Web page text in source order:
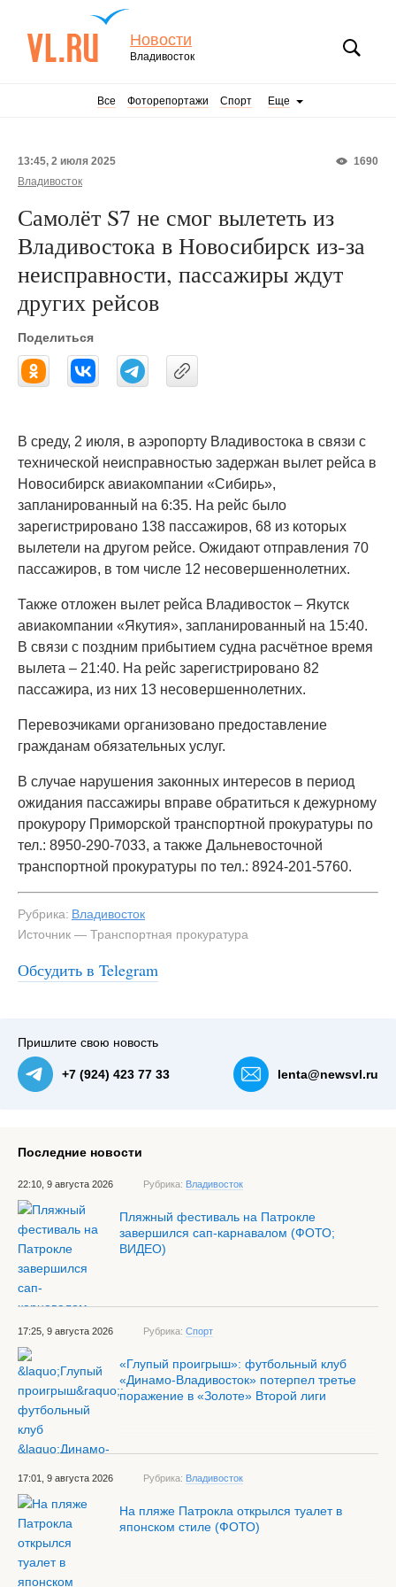
Новости
Владивосток
Все Фоторепортажи Спорт Еще
1690
13:45, 2 июля 2025
Владивосток
Самолёт S7 не смог вылететь из
Владивостока в Новосибирск из-за
неисправности, пассажиры ждут
других рейсов
Поделиться
В среду, 2 июля, в аэропорту Владивостока в связи с
технической неисправностью задержан вылет рейса в
Новосибирск авиакомпании «Сибирь»,
запланированный на 6:35. На рейс было
зарегистрировано 138 пассажиров, 68 из которых
вылетели на другом рейсе. Ожидают отправления 70
пассажиров, в том числе 12 несовершеннолетних.
Также отложен вылет рейса Владивосток – Якутск
авиакомпании «Якутия», запланированный на 15:40.
В связи с поздним прибытием судна расчётное время
вылета – 21:40. На рейс зарегистрировано 82
пассажира, из них 13 несовершеннолетних.
Перевозчиками организовано предоставление
гражданам обязательных услуг.
В случае нарушения законных интересов в период
ожидания пассажиры вправе обратиться к дежурному
прокурору Приморской транспортной прокуратуры по
тел.: 8950-290-7033, а также Дальневосточной
транспортной прокуратуры по тел.: 8924-201-5760.
Рубрика: Владивосток
Источник — Транспортная прокуратура
Обсудить в Telegram
Пришлите свою новость
+7 (924) 423 77 33 lenta@newsvl.ru
Последние новости
22:10, 9 августа 2026 Рубрика: Владивосток
Пляжный фестиваль на Патрокле
завершился сап-карнавалом (ФОТО;
ВИДЕО)
17:25, 9 августа 2026 Рубрика: Спорт
«Глупый проигрыш»: футбольный клуб
«Динамо-Владивосток» потерпел третье
поражение в «Золоте» Второй лиги
17:01, 9 августа 2026 Рубрика: Владивосток
На пляже Патрокла открылся туалет в
японском стиле (ФОТО)